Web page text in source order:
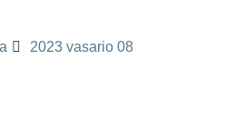
2023 vasario 08